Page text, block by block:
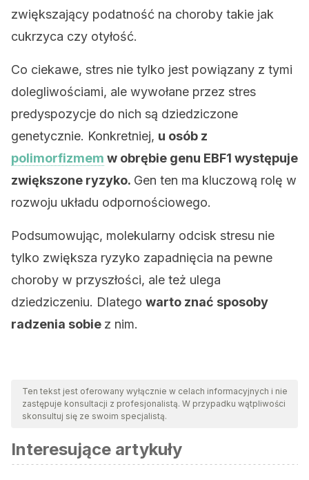
zwiększający podatność na choroby takie jak
cukrzyca czy otyłość.
Co ciekawe, stres nie tylko jest powiązany z tymi
dolegliwościami, ale wywołane przez stres
predyspozycje do nich są dziedziczone
genetycznie. Konkretniej, u osób z
polimorfizmem w obrębie genu EBF1 występuje
zwiększone ryzyko. Gen ten ma kluczową rolę w
rozwoju układu odpornościowego.
Podsumowując, molekularny odcisk stresu nie
tylko zwiększa ryzyko zapadnięcia na pewne
choroby w przyszłości, ale też ulega
dziedziczeniu. Dlatego warto znać sposoby
radzenia sobie z nim.
Ten tekst jest oferowany wyłącznie w celach informacyjnych i nie
zastępuje konsultacji z profesjonalistą. W przypadku wątpliwości
skonsultuj się ze swoim specjalistą.
Interesujące artykuły